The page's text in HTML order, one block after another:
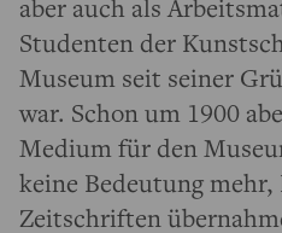
aber auch als
Studenten der
Museum seit seiner
war. Schon um 1900
Medium für den
keine Bedeutung
Zeitschriften